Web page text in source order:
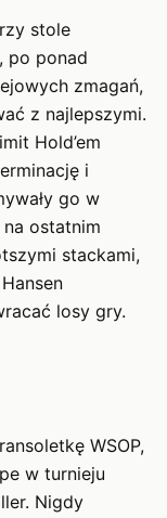
stole
po ponad
zmagań,
z najlepszymi.
Hold’em
i
go w
ostatnim
stackami,
losy gry.
WSOP,
w turnieju
Nigdy